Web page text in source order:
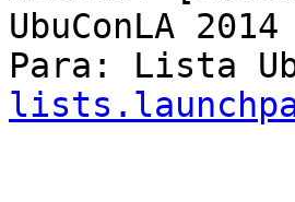
UbuConLA 2014
Para: Lista